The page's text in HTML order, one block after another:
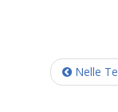
Nelle